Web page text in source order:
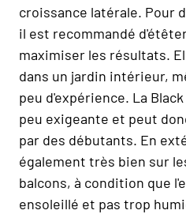
croissance latérale. Pour
il est recommandé
maximiser les résultats.
dans un jardin intérieur,
peu d'expérience. La
peu exigeante et peut
par des débutants. En
également très bien sur
balcons, à condition que
ensoleillé et pas trop